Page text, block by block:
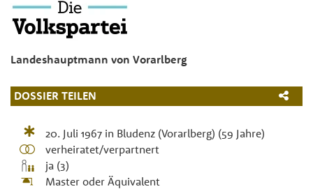
Landeshauptmann von Vorarlberg
DOSSIER TEILEN
20. Juli 1967in Bludenz (Vorarlberg) (59 Jahre)
verheiratet/verpartnert
ja (3)
Master oder Äquivalent